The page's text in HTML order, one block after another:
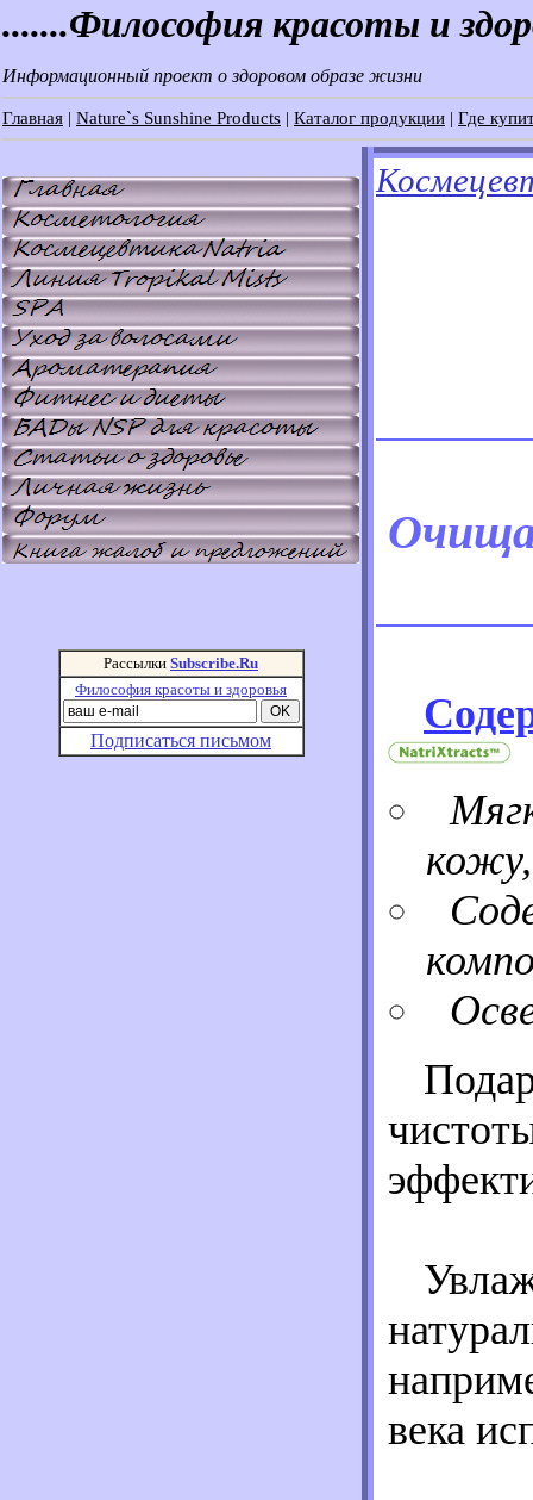
.......Философия красоты и
Информационный проект о здоровом образе жизни
Главная | Nature`s Sunshine Products | Каталог продукции | Где
Рассылки Subscribe.Ru
Философия красоты и здоровья
Подписаться письмом
века